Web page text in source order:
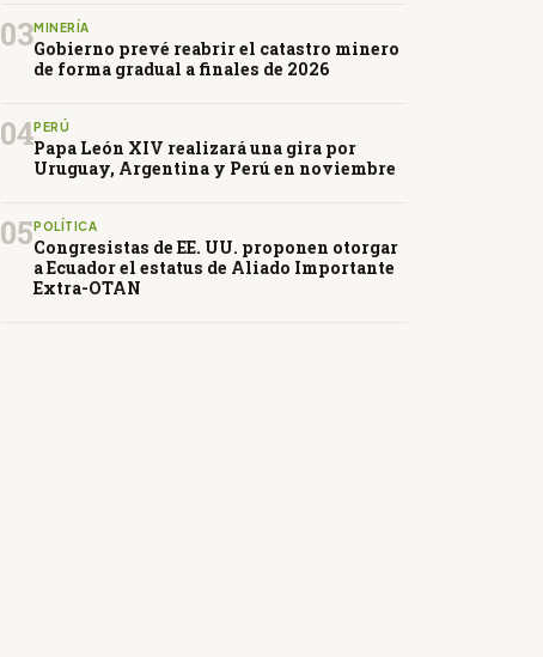
03MINERÍA
Gobierno prevé reabrir el catastro minero
de forma gradual a finales de 2026
04PERÚ
Papa León XIV realizará una gira por
Uruguay, Argentina y Perú en noviembre
05 POLÍTICA
Congresistas de EE. UU. proponen otorgar
a Ecuador el estatus de Aliado Importante
Extra-OTAN